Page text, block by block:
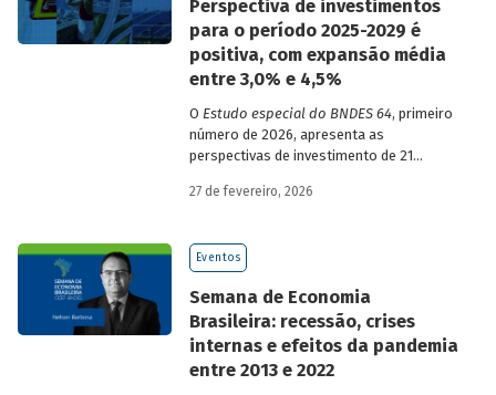
Perspectiva de investimentos
para o período 2025-2029 é
positiva, com expansão média
entre 3,0% e 4,5%
O Estudo especial do BNDES 64, primeiro
número de 2026, apresenta as
perspectivas de investimento de 21
período de 2025 a 2029.
27 de fevereiro, 2026
Eventos
Semana de Economia
Brasileira: recessão, crises
internas e efeitos da pandemia
entre 2013 e 2022